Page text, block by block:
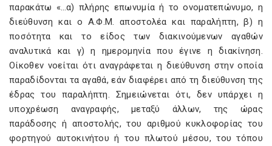
παρακάτω «…α) πλήρης επωνυμία ή το ονοματεπώνυμο, η
διεύθυνση και ο Α.Φ.Μ. αποστολέα και παραλήπτη, β) η
ποσότητα και το είδος των διακινούμενων αγαθών
αναλυτικά και γ) η ημερομηνία που έγινε η διακίνηση.
Οίκοθεν νοείται ότι αναγράφεται η διεύθυνση στην οποία
παραδίδονται τα αγαθά, εάν διαφέρει από τη διεύθυνση της
έδρας του παραλήπτη. Σημειώνεται ότι, δεν υπάρχει η
υποχρέωση αναγραφής, μεταξύ άλλων, της ώρας
παράδοσης ή αποστολής, του αριθμού κυκλοφορίας του
φορτηγού αυτοκινήτου ή του πλωτού μέσου, του τόπου